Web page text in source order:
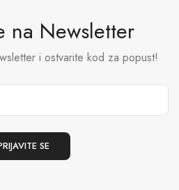
na Newsletter
i ostvarite kod za popust!